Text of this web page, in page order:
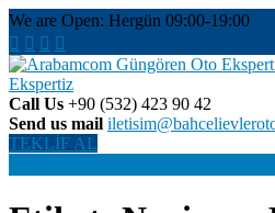
Skip
to
content
We are Open: Hergün 09:00-19:00
Arabamcom
Ekspertiz –
Günngören Oto Ekspertiz, En Çok
Detaylı, Hatasız Ekspertiz Hizmeti. 2.
Call Us +90 (532) 423 90 42
Send us mail
TEKLİF AL